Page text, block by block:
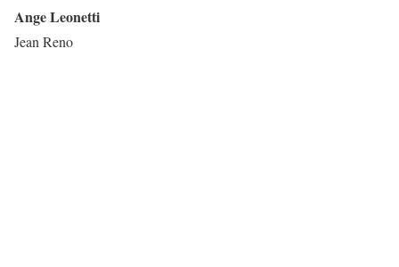
Ange Leonetti
Jean Reno